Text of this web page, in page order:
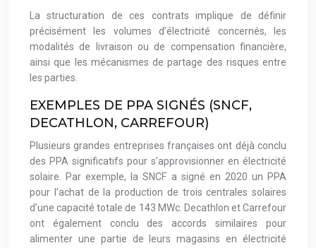
La structuration de ces contrats implique de définir
précisément les volumes d’électricité concernés, les
modalités de livraison ou de compensation financière,
ainsi que les mécanismes de partage des risques entre
les parties.
EXEMPLES DE PPA SIGNÉS (SNCF,
DECATHLON, CARREFOUR)
Plusieurs grandes entreprises françaises ont déjà conclu
des PPA significatifs pour s’approvisionner en électricité
solaire. Par exemple, la SNCF a signé en 2020 un PPA
pour l’achat de la production de trois centrales solaires
d’une capacité totale de 143 MWc. Decathlon et Carrefour
ont également conclu des accords similaires pour
alimenter une partie de leurs magasins en électricité